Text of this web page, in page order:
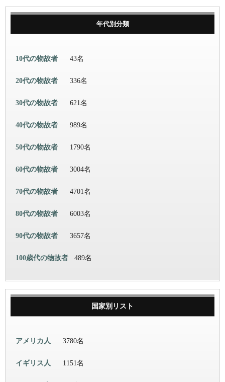
年代別分類
10代の物故者 43名
20代の物故者 336名
30代の物故者 621名
40代の物故者 989名
50代の物故者 1790名
60代の物故者 3004名
70代の物故者 4701名
80代の物故者 6003名
90代の物故者 3657名
100歳代の物故者 489名
国家別リスト
アメリカ人 3780名
イギリス人 1151名